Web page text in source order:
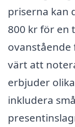
priserna kan
800 kr för en
ovanstående
värt att
erbjuder
inkludera